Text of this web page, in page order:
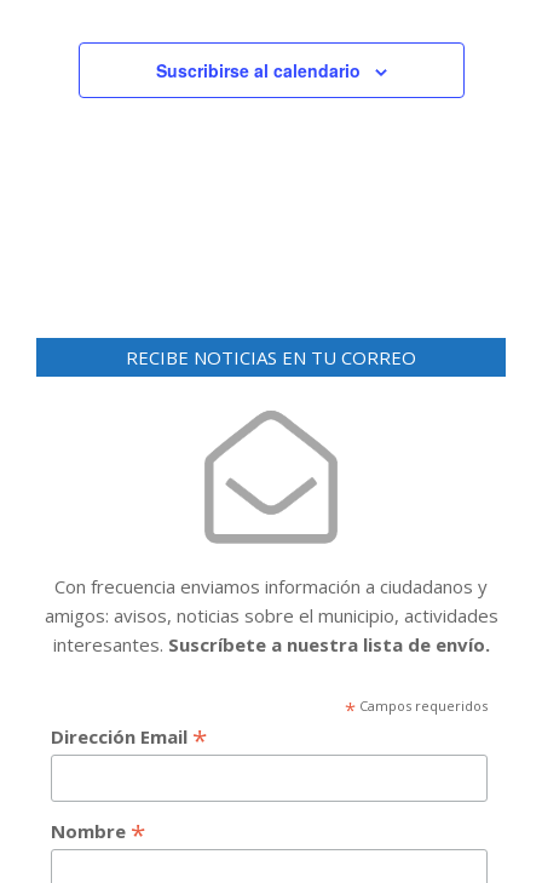
Suscribirse al calendario
RECIBE NOTICIAS EN TU CORREO
Con frecuencia enviamos información a ciudadanos y
amigos: avisos, noticias sobre el municipio, actividades
interesantes. Suscríbete a nuestra lista de envío.
*Campos requeridos
Dirección Email *
Nombre *